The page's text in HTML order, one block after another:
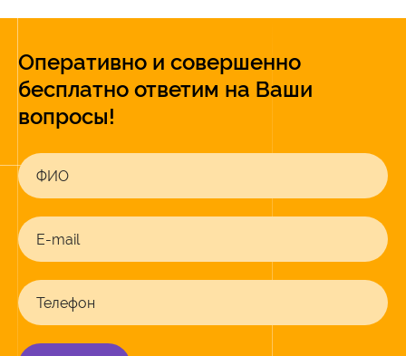
Оперативно и совершенно
бесплатно ответим на Ваши
вопросы!
ФИО
E-mail
Телефон